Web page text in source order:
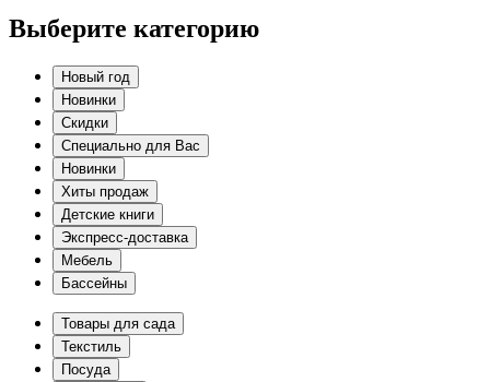
Выберите категорию
Новый год
Новинки
Скидки
Специально для Вас
Новинки
Хиты продаж
Детские книги
Экспресс-доставка
Мебель
Бассейны
Товары для сада
Текстиль
Посуда